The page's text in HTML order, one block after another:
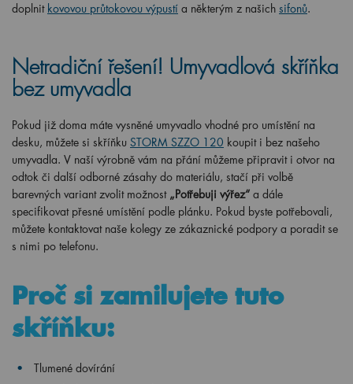
doplnit kovovou průtokovou výpustí a některým z našich sifonů.
Netradiční řešení! Umyvadlová skříňka
bez umyvadla
Pokud již doma máte vysněné umyvadlo vhodné pro umístění na
desku, můžete si skříňku STORM SZZO 120 koupit i bez našeho
umyvadla. V naší výrobně vám na přání můžeme připravit i otvor na
odtok či další odborné zásahy do materiálu, stačí při volbě
barevných variant zvolit možnost „Potřebuji výřez“ a dále
specifikovat přesné umístění podle plánku. Pokud byste potřebovali,
můžete kontaktovat naše kolegy ze zákaznické podpory a poradit se
s nimi po telefonu.
Proč si zamilujete tuto
skříňku:
Tlumené dovírání